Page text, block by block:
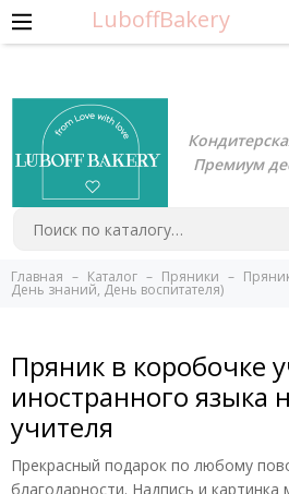
Премиум
LuboffBakery
Главная Каталог Пряники
День знаний, День воспитателя)
Пряник в коробочке
иностранного языка
учителя
Прекрасный подарок по любому
благодарности. Надпись и